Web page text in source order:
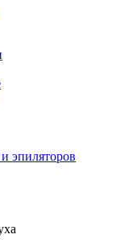
эпиляторов